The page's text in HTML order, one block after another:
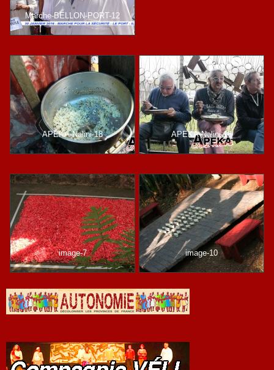
Marche-BELLON-PORT-12
APEKA-Nalini-18 APEKA-Nalini-16
image-7 image-10